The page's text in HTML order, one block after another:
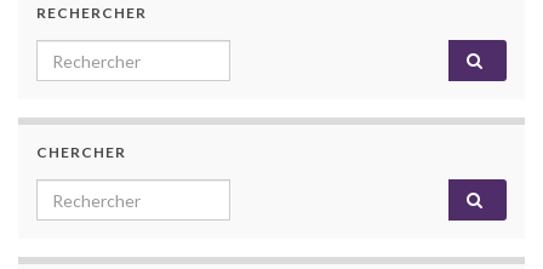
RECHERCHER
Search for:
CHERCHER
Search for: